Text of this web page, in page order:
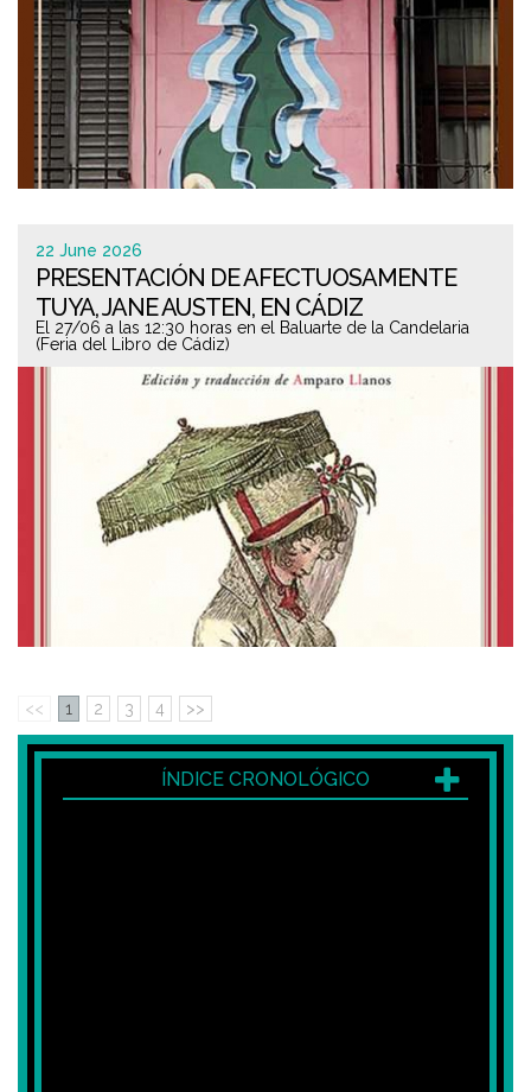
22 June 2026
PRESENTACIÓN DE AFECTUOSAMENTE
TUYA, JANE AUSTEN, EN CÁDIZ
El 27/06 a las 12:30 horas en el Baluarte de la Candelaria
(Feria del Libro de Cádiz)
<< 1 2 3 4 >>
ÍNDICE CRONOLÓGICO